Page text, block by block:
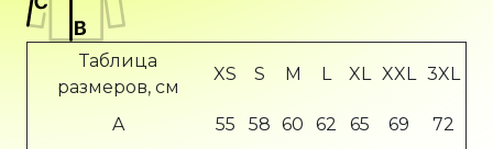
Таблица
размеров, см
XS S M L XL XXL 3XL
A 55 58 60 62 65 69
72